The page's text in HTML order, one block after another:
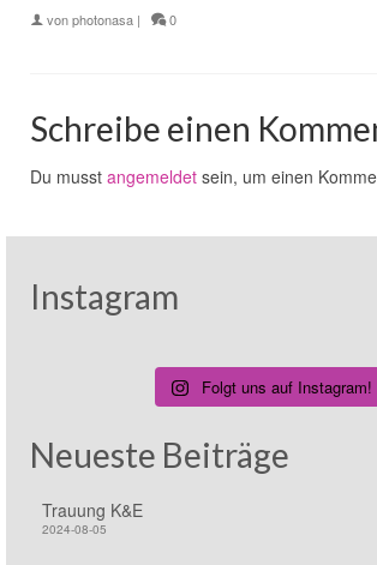
vonphotonasa | 0
Schreibe einen
Du musst angemeldet sein, um einen
Instagram
Folgt uns auf Instagram!
Neueste Beiträge
Trauung K&E
2024-08-05